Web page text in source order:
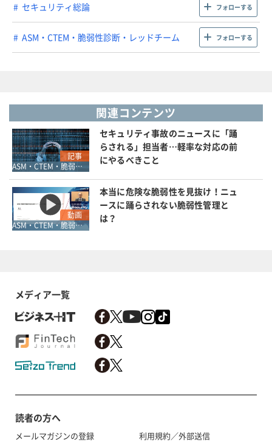
セキュリティ総論 フォローする
ASM・CTEM・脆弱性診断・レッドチーム フォローする
関連コンテンツ
記事
ASM・CTEM・脆弱性診断・レッドチーム
セキュリティ事故のニュースに「踊
らされる」担当者…軽率な対応の前
にやるべきこと
動画
ASM・CTEM・脆弱性診断・レッドチーム
本当に危険な脆弱性を見抜け！ニュ
ースに踊らされない脆弱性管理と
は？
メディア一覧
読者の方へ
メールマガジンの登録
利用規約／外部送信